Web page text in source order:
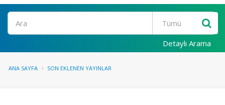
Ara
Detaylı Arama
ANA SAYFA SON EKLENEN YAYINLAR